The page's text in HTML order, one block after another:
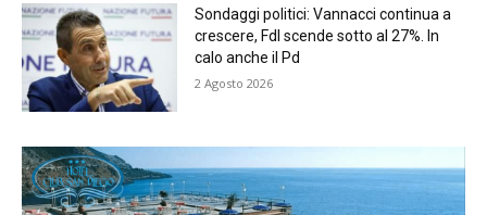
Sondaggi politici: Vannacci continua a
crescere, FdI scende sotto al 27%. In
calo anche il Pd
2 Agosto 2026